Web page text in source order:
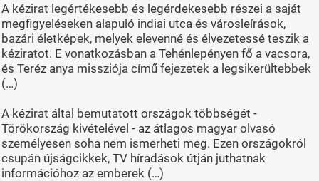
A kézirat legértékesebb és legérdekesebb részei a saját
megfigyeléseken alapuló indiai utca és városleírások,
bazári életképek, melyek elevenné és élvezetessé teszik a
kéziratot. E vonatkozásban a Tehénlepényen fő a vacsora,
és Teréz anya missziója című fejezetek a legsikerültebbek
(…)
A kézirat által bemutatott országok többségét -
Törökország kivételével - az átlagos magyar olvasó
személyesen soha nem ismerheti meg. Ezen országokról
csupán újságcikkek, TV híradások útján juthatnak
információhoz az emberek (…)